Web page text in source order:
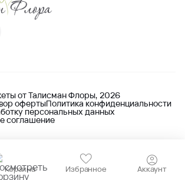
Корзина Избранное Аккаунт
от Талисман Флоры, 2026
офертыПолитика конфиденциальности
персональных данных
соглашение